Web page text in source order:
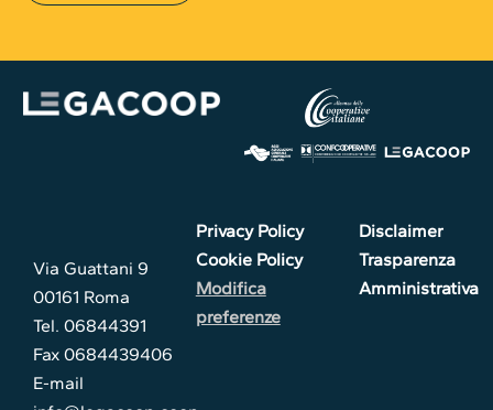
Via Guattani 9
00161 Roma
Tel. 06844391
Fax 0684439406
E-mail
Privacy Policy
Cookie Policy
Modifica
preferenze
Disclaimer
Trasparenza
Amministrativa